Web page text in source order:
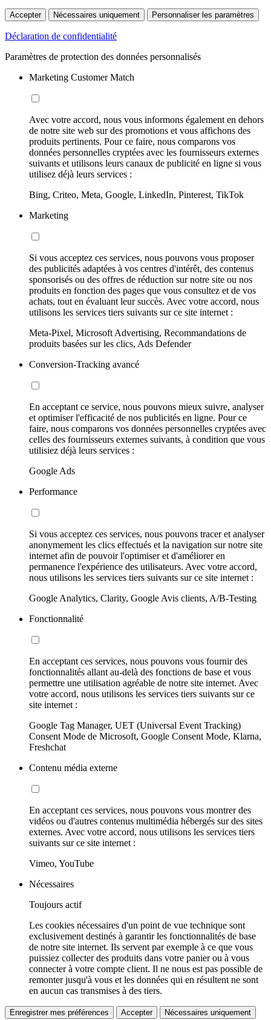
Accepter Nécessaires uniquement Personnaliser les paramètres
Déclaration de confidentialité
Paramètres de protection des données personnalisés
Marketing Customer Match
Avec votre accord, nous vous informons également en dehors
de notre site web sur des promotions et vous affichons des
produits pertinents. Pour ce faire, nous comparons vos
données personnelles cryptées avec les fournisseurs externes
suivants et utilisons leurs canaux de publicité en ligne si vous
utilisez déjà leurs services :
Bing, Criteo, Meta, Google, LinkedIn, Pinterest, TikTok
Marketing
Si vous acceptez ces services, nous pouvons vous proposer
des publicités adaptées à vos centres d'intérêt, des contenus
sponsorisés ou des offres de réduction sur notre site ou nos
produits en fonction des pages que vous consultez et de vos
achats, tout en évaluant leur succès. Avec votre accord, nous
utilisons les services tiers suivants sur ce site internet :
Meta-Pixel, Microsoft Advertising, Recommandations de
produits basées sur les clics, Ads Defender
Conversion-Tracking avancé
En acceptant ce service, nous pouvons mieux suivre, analyser
et optimiser l'efficacité de nos publicités en ligne. Pour ce
faire, nous comparons vos données personnelles cryptées avec
celles des fournisseurs externes suivants, à condition que vous
utilisiez déjà leurs services :
Google Ads
Performance
Si vous acceptez ces services, nous pouvons tracer et analyser
anonymement les clics effectués et la navigation sur notre site
internet afin de pouvoir l'optimiser et d'améliorer en
permanence l'expérience des utilisateurs. Avec votre accord,
nous utilisons les services tiers suivants sur ce site internet :
Google Analytics, Clarity, Google Avis clients, A/B-Testing
Fonctionnalité
En acceptant ces services, nous pouvons vous fournir des
fonctionnalités allant au-delà des fonctions de base et vous
permettre une utilisation agréable de notre site internet. Avec
votre accord, nous utilisons les services tiers suivants sur ce
site internet :
Google Tag Manager, UET (Universal Event Tracking)
Consent Mode de Microsoft, Google Consent Mode, Klarna,
Freshchat
Contenu média externe
En acceptant ces services, nous pouvons vous montrer des
vidéos ou d'autres contenus multimédia hébergés sur des sites
externes. Avec votre accord, nous utilisons les services tiers
suivants sur ce site internet :
Vimeo, YouTube
Nécessaires
Toujours actif
Les cookies nécessaires d'un point de vue technique sont
exclusivement destinés à garantir les fonctionnalités de base
de notre site internet. Ils servent par exemple à ce que vous
puissiez collecter des produits dans votre panier ou à vous
connecter à votre compte client. Il ne nous est pas possible de
remonter jusqu'à vous et les données qui en résultent ne sont
en aucun cas transmises à des tiers.
Enregistrer mes préférences Accepter Nécessaires uniquement